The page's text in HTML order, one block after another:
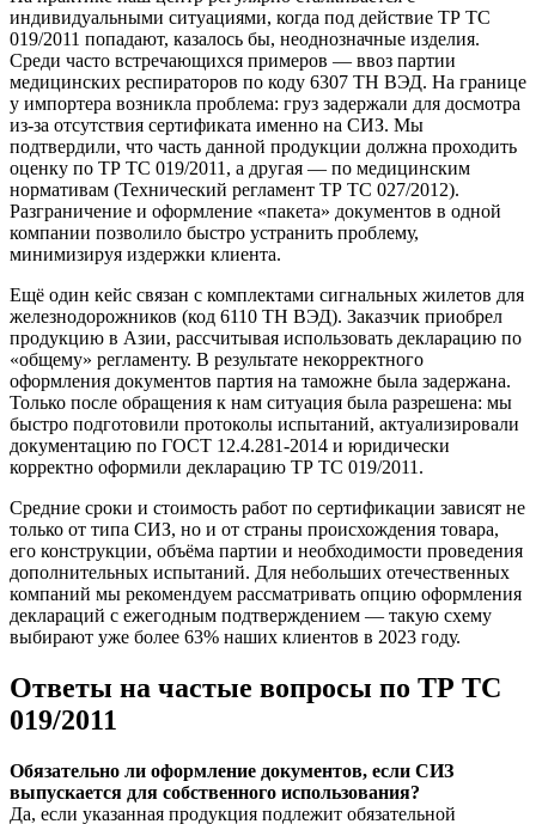
индивидуальными ситуациями, когда под действие ТР ТС
019/2011 попадают, казалось бы, неоднозначные изделия.
Среди часто встречающихся примеров — ввоз партии
медицинских респираторов по коду 6307 ТН ВЭД. На границе
у импортера возникла проблема: груз задержали для досмотра
из-за отсутствия сертификата именно на СИЗ. Мы
подтвердили, что часть данной продукции должна проходить
оценку по ТР ТС 019/2011, а другая — по медицинским
нормативам (Технический регламент ТР ТС 027/2012).
Разграничение и оформление «пакета» документов в одной
компании позволило быстро устранить проблему,
минимизируя издержки клиента.
Ещё один кейс связан с комплектами сигнальных жилетов для
железнодорожников (код 6110 ТН ВЭД). Заказчик приобрел
продукцию в Азии, рассчитывая использовать декларацию по
«общему» регламенту. В результате некорректного
оформления документов партия на таможне была задержана.
Только после обращения к нам ситуация была разрешена: мы
быстро подготовили протоколы испытаний, актуализировали
документацию по ГОСТ 12.4.281-2014 и юридически
корректно оформили декларацию ТР ТС 019/2011.
Средние сроки и стоимость работ по сертификации зависят не
только от типа СИЗ, но и от страны происхождения товара,
его конструкции, объёма партии и необходимости проведения
дополнительных испытаний. Для небольших отечественных
компаний мы рекомендуем рассматривать опцию оформления
деклараций с ежегодным подтверждением — такую схему
выбирают уже более 63% наших клиентов в 2023 году.
Ответы на частые вопросы по ТР ТС
019/2011
Обязательно ли оформление документов, если СИЗ
выпускается для собственного использования?
Да, если указанная продукция подлежит обязательной